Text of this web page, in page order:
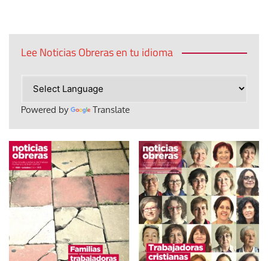
Lee Noticias Obreras en tu idioma
Powered by Translate